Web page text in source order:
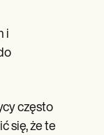
i
często
się, że te